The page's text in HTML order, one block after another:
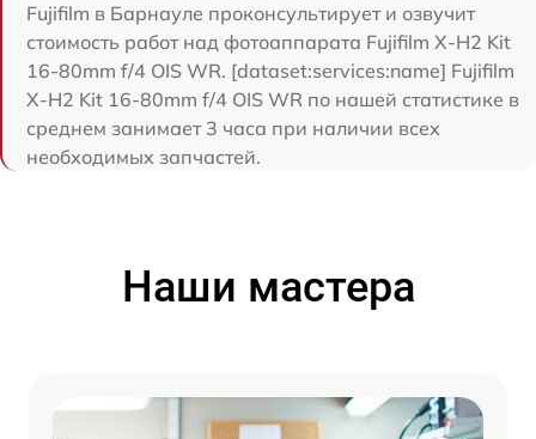
Fujifilm в Барнауле проконсультирует и озвучит
стоимость работ над фотоаппарата Fujifilm X-H2 Kit
16-80mm f/4 OIS WR. [dataset:services:name] Fujifilm
X-H2 Kit 16-80mm f/4 OIS WR по нашей статистике в
среднем занимает 3 часа при наличии всех
необходимых запчастей.
Наши мастера